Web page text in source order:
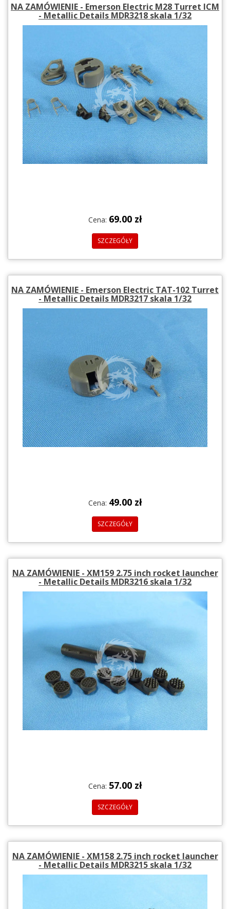
NA ZAMÓWIENIE - Emerson Electric M28 Turret ICM
- Metallic Details MDR3218 skala 1/32
Cena: 69.00 zł
SZCZEGÓŁY
NA ZAMÓWIENIE - Emerson Electric TAT-102 Turret
- Metallic Details MDR3217 skala 1/32
Cena: 49.00 zł
SZCZEGÓŁY
NA ZAMÓWIENIE - XM159 2.75 inch rocket launcher
- Metallic Details MDR3216 skala 1/32
Cena: 57.00 zł
SZCZEGÓŁY
NA ZAMÓWIENIE - XM158 2.75 inch rocket launcher
- Metallic Details MDR3215 skala 1/32